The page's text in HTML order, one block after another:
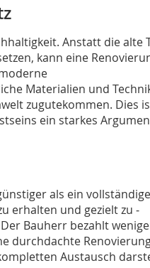
Anstatt die alte
kann eine
Materialien und
zugutekommen. Dies
ein starkes
als ein
erhalten und gezielt zu
Bauherr bezahlt
durchdachte
Austausch